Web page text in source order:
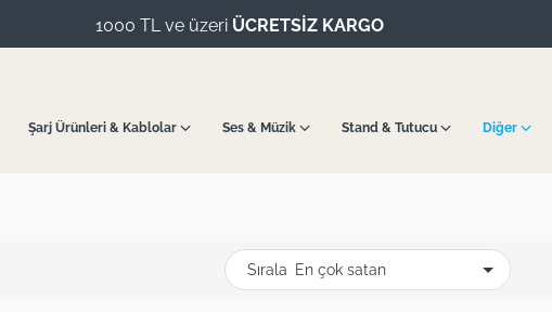
1000 TL ve üzeri ÜCRETSİZ KARGO
Şarj Ürünleri & Kablolar Ses & Müzik Stand & Tutucu Diğer
Sırala